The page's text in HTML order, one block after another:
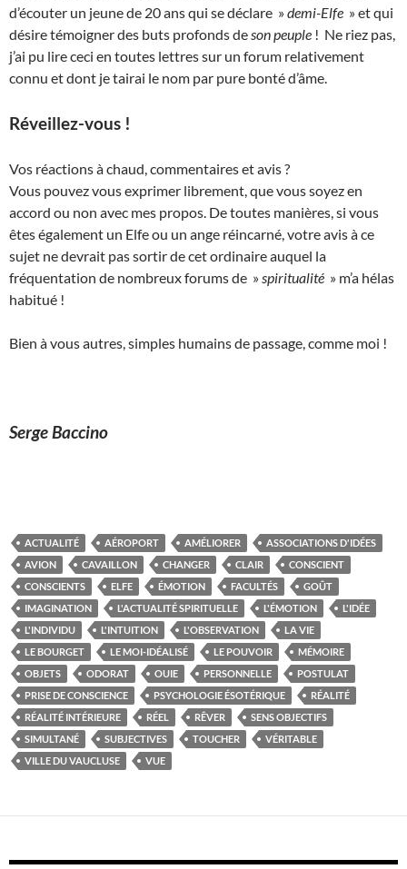
d’écouter un jeune de 20 ans qui se déclare »demi-Elfe » et qui
désire témoigner des buts profonds de son peuple ! Ne riez pas,
j’ai pu lire ceci en toutes lettres sur un forum relativement
connu et dont je tairai le nom par pure bonté d’âme.
Réveillez-vous !
Vos réactions à chaud, commentaires et avis ?
Vous pouvez vous exprimer librement, que vous soyez en
accord ou non avec mes propos. De toutes manières, si vous
êtes également un Elfe ou un ange réincarné, votre avis à ce
sujet ne devrait pas sortir de cet ordinaire auquel la
fréquentation de nombreux forums de » spiritualité » m’a hélas
habitué !
Bien à vous autres, simples humains de passage, comme moi !
Serge Baccino
ACTUALITÉ AÉROPORT AMÉLIORER
ASSOCIATIONS D'IDÉES
AVION
CAVAILLON CHANGER CLAIR
CONSCIENT
CONSCIENTS
ELFE ÉMOTION FACULTÉS
GOÛT
IMAGINATION
L'ACTUALITÉ SPIRITUELLE L'ÉMOTION
L'IDÉE
L'INDIVIDU
L'INTUITION L'OBSERVATION
LA VIE
LE BOURGET
LE MOI-IDÉALISÉ LE POUVOIR
MÉMOIRE
OBJETS
ODORAT OUIE PERSONNELLE
POSTULAT
PRISE DE CONSCIENCE
PSYCHOLOGIE ÉSOTÉRIQUE
RÉALITÉ
RÉALITÉ INTÉRIEURE
RÉEL RÊVER
SENS OBJECTIFS
SIMULTANÉ
SUBJECTIVES TOUCHER
VÉRITABLE
VILLE DU VAUCLUSE
VUE